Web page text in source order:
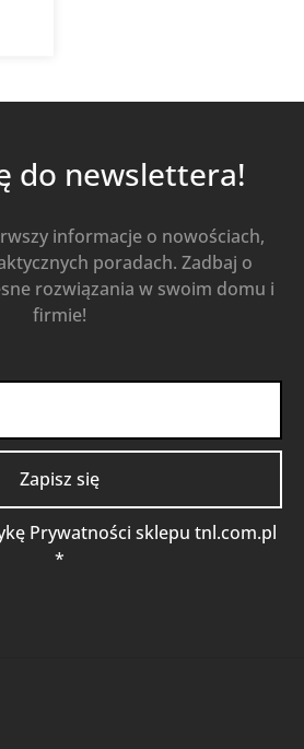
do newslettera!
informacje o nowościach,
poradach. Zadbaj o
rozwiązania w swoim domu i
firmie!
Prywatności sklepu tnl.com.pl
*